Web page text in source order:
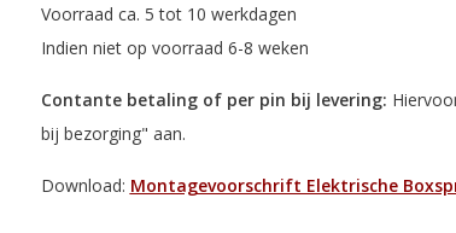
Voorraad ca. 5 tot 10 werkdagen
Indien niet op voorraad 6-8 weken
Contante betaling of per pin bij levering:
bij bezorging" aan.
Download: Montagevoorschrift Elektrische